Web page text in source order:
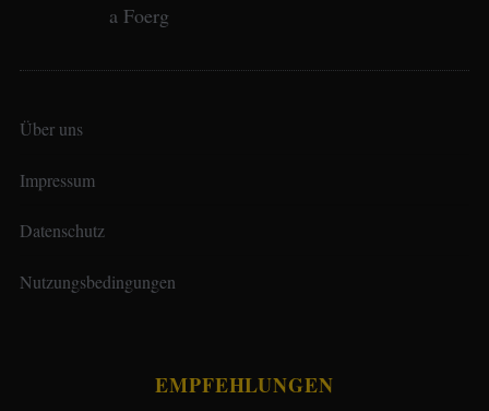
Über uns
Impressum
Datenschutz
Nutzungsbedingungen
EMPFEHLUNGEN